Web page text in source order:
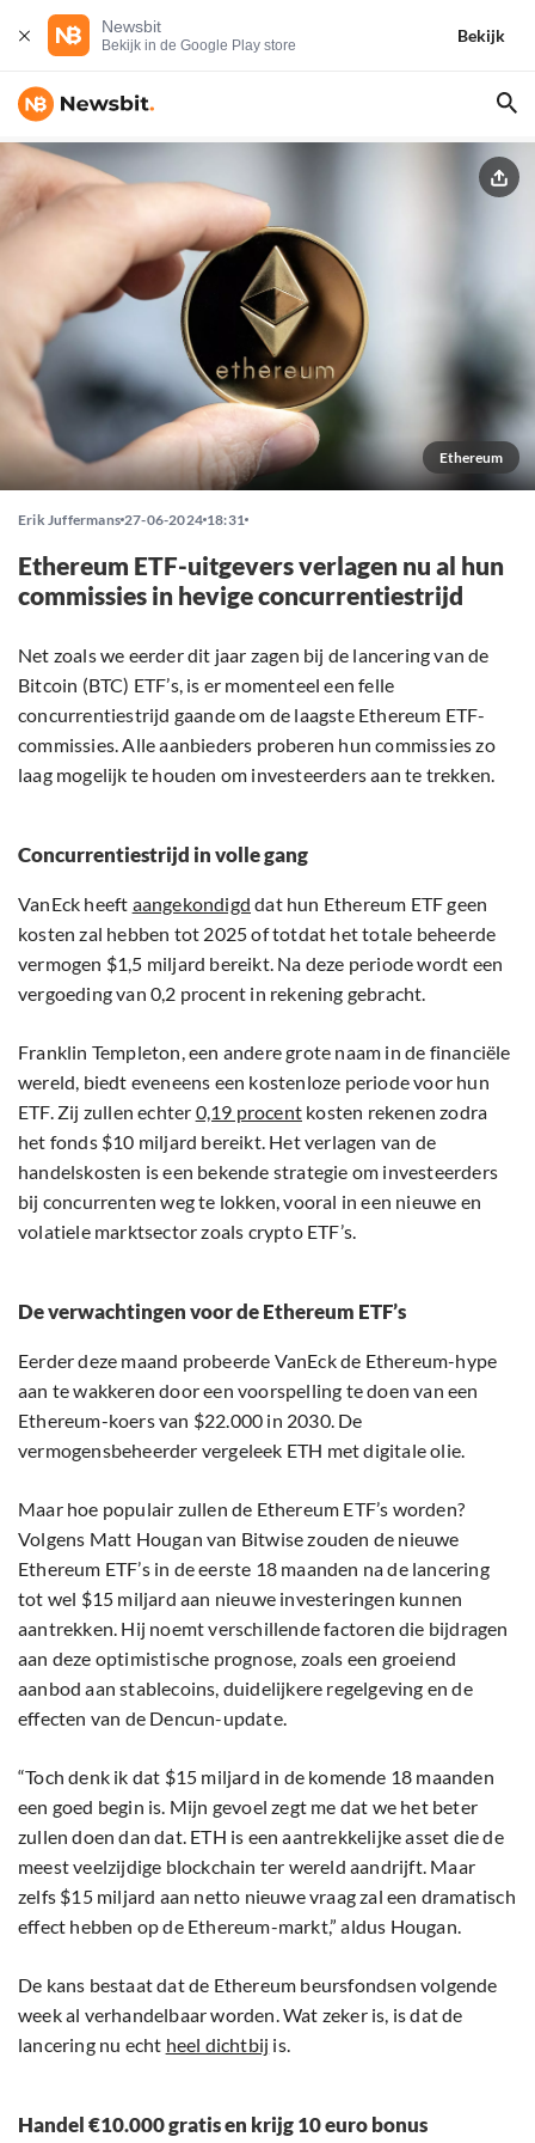
Newsbit
Bekijk in de Google Play store
Bekijk
Ethereum
Erik Juffermans 27-06-2024 18:31
Ethereum ETF-uitgevers verlagen nu al hun
commissies in hevige concurrentiestrijd
Net zoals we eerder dit jaar zagen bij de lancering van de
Bitcoin (BTC) ETF’s, is er momenteel een felle
concurrentiestrijd gaande om de laagste Ethereum ETF-
commissies. Alle aanbieders proberen hun commissies zo
laag mogelijk te houden om investeerders aan te trekken.
Concurrentiestrijd in volle gang
VanEck heeft aangekondigd dat hun Ethereum ETF geen
kosten zal hebben tot 2025 of totdat het totale beheerde
vermogen $1,5 miljard bereikt. Na deze periode wordt een
vergoeding van 0,2 procent in rekening gebracht.
Franklin Templeton, een andere grote naam in de financiële
wereld, biedt eveneens een kostenloze periode voor hun
ETF. Zij zullen echter 0,19 procent kosten rekenen zodra
het fonds $10 miljard bereikt. Het verlagen van de
handelskosten is een bekende strategie om investeerders
bij concurrenten weg te lokken, vooral in een nieuwe en
volatiele marktsector zoals crypto ETF’s.
De verwachtingen voor de Ethereum ETF’s
Eerder deze maand probeerde VanEck de Ethereum-hype
aan te wakkeren door een voorspelling te doen van een
Ethereum-koers van $22.000 in 2030. De
vermogensbeheerder vergeleek ETH met digitale olie.
Maar hoe populair zullen de Ethereum ETF’s worden?
Volgens Matt Hougan van Bitwise zouden de nieuwe
Ethereum ETF’s in de eerste 18 maanden na de lancering
tot wel $15 miljard aan nieuwe investeringen kunnen
aantrekken. Hij noemt verschillende factoren die bijdragen
aan deze optimistische prognose, zoals een groeiend
aanbod aan stablecoins, duidelijkere regelgeving en de
effecten van de Dencun-update.
“Toch denk ik dat $15 miljard in de komende 18 maanden
een goed begin is. Mijn gevoel zegt me dat we het beter
zullen doen dan dat. ETH is een aantrekkelijke asset die de
meest veelzijdige blockchain ter wereld aandrijft. Maar
zelfs $15 miljard aan netto nieuwe vraag zal een dramatisch
effect hebben op de Ethereum-markt,” aldus Hougan.
De kans bestaat dat de Ethereum beursfondsen volgende
week al verhandelbaar worden. Wat zeker is, is dat de
lancering nu echt heel dichtbij is.
Handel €10.000 gratis en krijg 10 euro bonus